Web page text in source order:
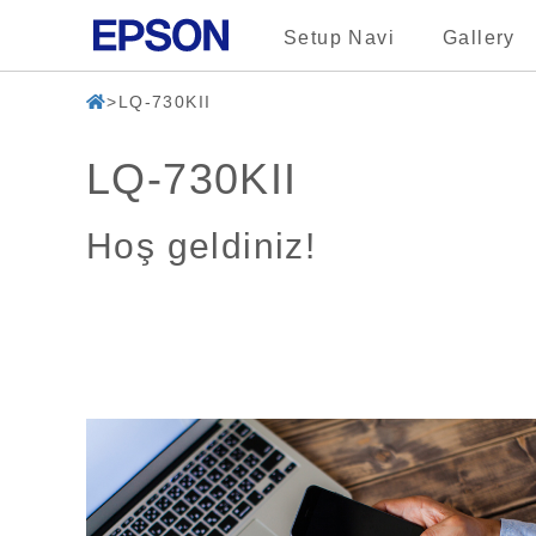
Setup Navi Gallery
LQ-730KII
LQ-730KII
Hoş geldiniz!